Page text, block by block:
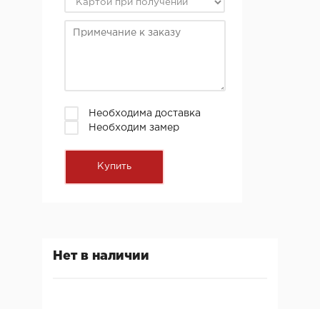
Необходима доставка
Необходим замер
Нет в наличии